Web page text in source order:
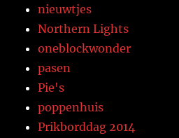
nieuwtjes
Northern Lights
oneblockwonder
pasen
Pie's
poppenhuis
Prikborddag 2014